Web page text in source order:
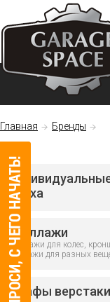
Главная Бренды
Волха
Стеллажи
Стеллажи для колес,
стеллажи для разных
Шкафы